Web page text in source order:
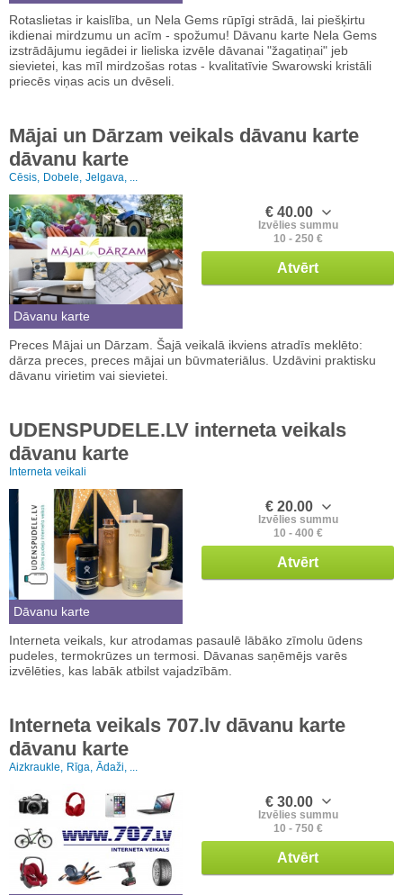
Rotaslietas ir kaislība, un Nela Gems rūpīgi strādā, lai piešķirtu
ikdienai mirdzumu un acīm - spožumu! Dāvanu karte Nela Gems
izstrādājumu iegādei ir lieliska izvēle dāvanai "žagatiņai" jeb
sievietei, kas mīl mirdzošas rotas - kvalitatīvie Swarowski kristāli
priecēs viņas acis un dvēseli.
Mājai un Dārzam veikals dāvanu karte
dāvanu karte
Cēsis, Dobele, Jelgava, ...
Dāvanu karte
€ 40.00
Izvēlies summu
10 - 250 €
Atvērt
Preces Mājai un Dārzam. Šajā veikalā ikviens atradīs meklēto:
dārza preces, preces mājai un būvmateriālus. Uzdāvini praktisku
dāvanu virietim vai sievietei.
UDENSPUDELE.LV interneta veikals
dāvanu karte
Interneta veikali
Dāvanu karte
€ 20.00
Izvēlies summu
10 - 400 €
Atvērt
Interneta veikals, kur atrodamas pasaulē lābāko zīmolu ūdens
pudeles, termokrūzes un termosi. Dāvanas saņēmējs varēs
izvēlēties, kas labāk atbilst vajadzībām.
Interneta veikals 707.lv dāvanu karte
dāvanu karte
Aizkraukle, Rīga, Ādaži, ...
€ 30.00
Izvēlies summu
10 - 750 €
Atvērt